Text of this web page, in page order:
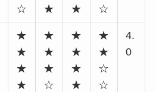
☆
★
★
☆
★
★
★
★
★
★
★
☆
★
★
★
★
★
★
☆
☆
4.
0